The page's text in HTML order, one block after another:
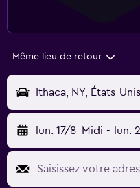
Même lieu de retour
Ithaca, NY, États-
lun. 17/8 Midi - lun.